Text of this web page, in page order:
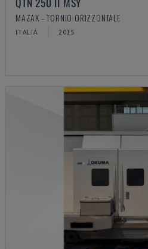
MAZAK - TORNIO ORIZZONTALE
ITALIA 2015